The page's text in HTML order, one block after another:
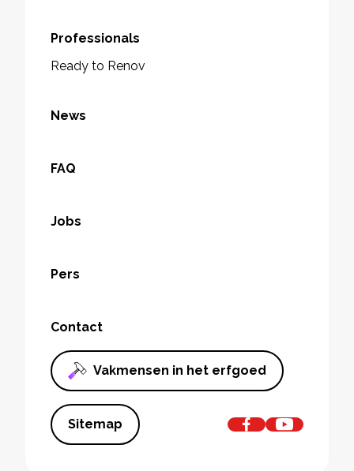
Professionals
Ready to Renov
News
FAQ
Jobs
Pers
Contact
Vakmensen in het erfgoed
Sitemap